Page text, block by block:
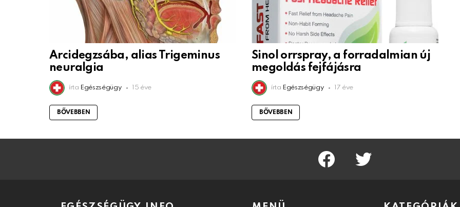
Arcidegzsába, alias Trigeminus
neuralgia
írta Egészségügy 15 éve
BŐVEBBEN
Sinol orrspray, a forradalmian új
megoldás fejfájásra
írta Egészségügy 17 éve
BŐVEBBEN
facebook twitter